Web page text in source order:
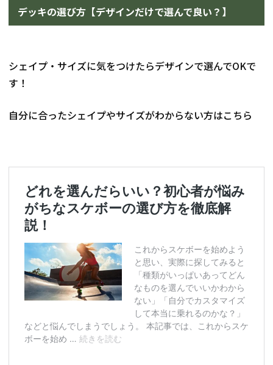
デッキの選び方【デザインだけで選んで良い？】
シェイプ・サイズに気をつけたらデザインで選んでOKで
す！
自分に合ったシェイプやサイズがわからない方はこちら